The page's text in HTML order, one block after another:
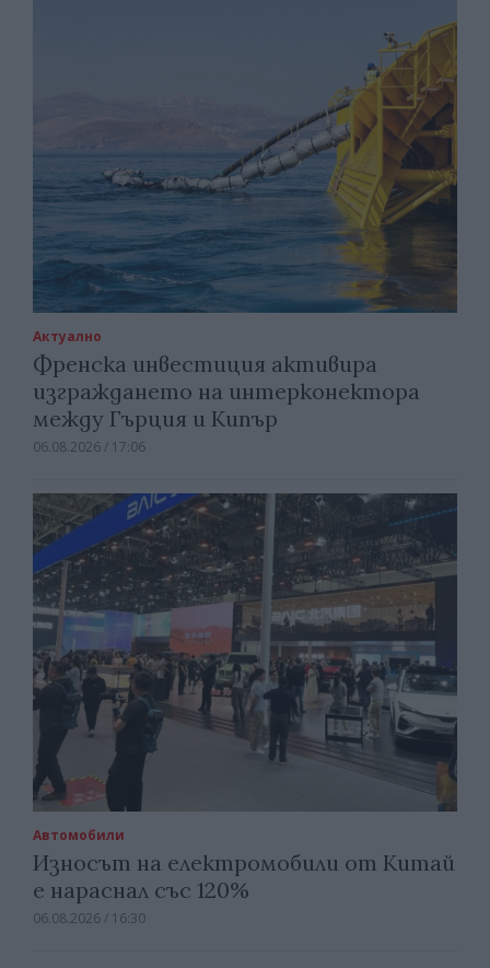
Актуално
Френска инвестиция активира
изграждането на интерконектора
между Гърция и Кипър
06.08.2026 / 17:06
Автомобили
Износът на електромобили от Китай
е нараснал със 120%
06.08.2026 / 16:30